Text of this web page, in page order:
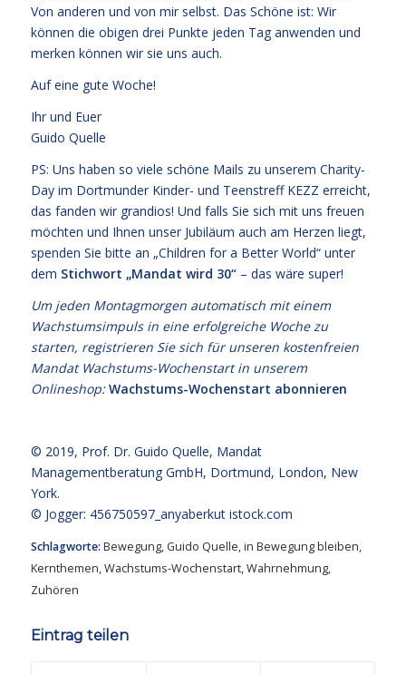
Von anderen und von mir selbst. Das Schöne ist: Wir
können die obigen drei Punkte jeden Tag anwenden und
merken können wir sie uns auch.
Auf eine gute Woche!
Ihr und Euer
Guido Quelle
PS: Uns haben so viele schöne Mails zu unserem Charity-
Day im Dortmunder Kinder- und Teenstreff KEZZ erreicht,
das fanden wir grandios! Und falls Sie sich mit uns freuen
möchten und Ihnen unser Jubiläum auch am Herzen liegt,
spenden Sie bitte an „Children for a Better World“ unter
dem Stichwort „Mandat wird 30“– das wäre super!
Um jeden Montagmorgen automatisch mit einem
Wachstumsimpuls in eine erfolgreiche Woche zu
starten, registrieren Sie sich für unseren kostenfreien
Mandat Wachstums-Wochenstart in unserem
Onlineshop:Wachstums-Wochenstart abonnieren
© 2019, Prof. Dr. Guido Quelle, Mandat
Managementberatung GmbH, Dortmund, London, New
York.
© Jogger: 456750597_anyaberkut istock.com
Schlagworte: Bewegung, Guido Quelle,in Bewegung bleiben,
Kernthemen,Wachstums-Wochenstart,Wahrnehmung,
Zuhören
Eintrag teilen